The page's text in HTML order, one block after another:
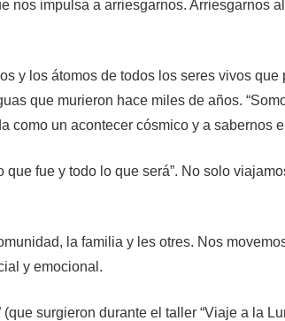
nos impulsa a arriesgarnos. Arriesgarnos
y los átomos de todos los seres vivos
que murieron hace miles de años.
como un acontecer cósmico y a sabernos
que fue y todo lo que será”. No solo
la familia y les otres. Nos
y emocional.
surgieron durante el taller “Viaje a la